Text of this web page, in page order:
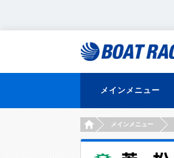
メインメニュー
HOMEメインメニュー